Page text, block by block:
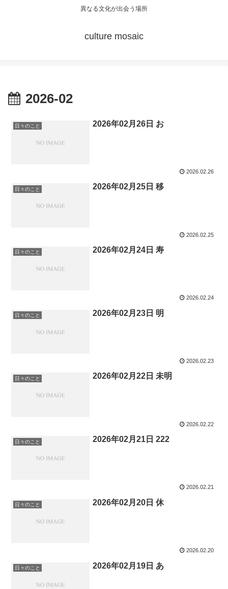
異なる文化が出会う場所
culture mosaic
2026-02
日々のこと 2026年02月26日 お
2026.02.26
日々のこと 2026年02月25日 移
2026.02.25
日々のこと 2026年02月24日 寿
2026.02.24
日々のこと 2026年02月23日 明
2026.02.23
日々のこと 2026年02月22日 未明
2026.02.22
日々のこと 2026年02月21日 222
2026.02.21
日々のこと 2026年02月20日 休
2026.02.20
日々のこと 2026年02月19日 あ